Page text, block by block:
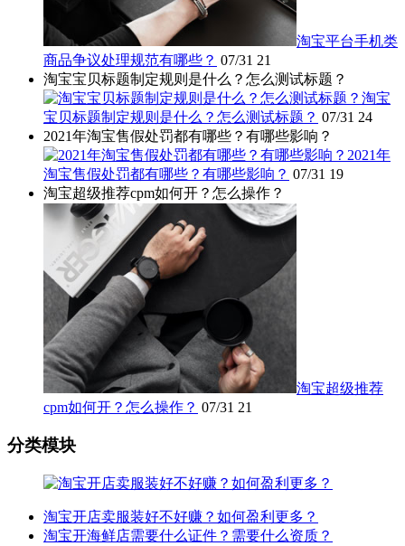
淘宝平台手机类
商品争议处理规范有哪些？ 07/31 21
淘宝宝贝标题制定规则是什么？怎么测试标题？
淘宝
宝贝标题制定规则是什么？怎么测试标题？ 07/31 24
2021年淘宝售假处罚都有哪些？有哪些影响？
2021年
淘宝售假处罚都有哪些？有哪些影响？ 07/31 19
淘宝超级推荐cpm如何开？怎么操作？
淘宝超级推荐
cpm如何开？怎么操作？ 07/31 21
分类模块
淘宝开店卖服装好不好赚？如何盈利更多？
淘宝开海鲜店需要什么证件？需要什么资质？